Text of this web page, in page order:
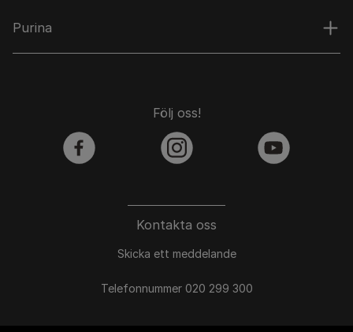
Purina
Kontakta oss
Skicka ett meddelande
Telefonnummer 020 299 300
Följ oss!
facebook instagram youtube